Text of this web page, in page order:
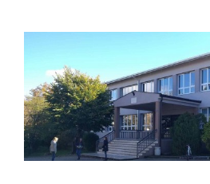
Larger
Image